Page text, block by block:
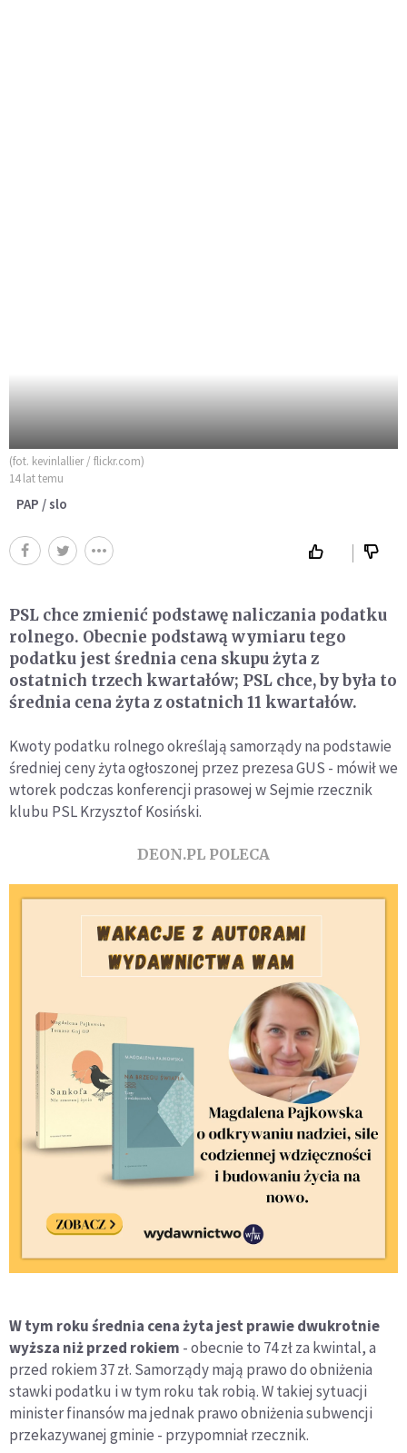
(fot. kevinlallier / flickr.com)
14 lat temu
PAP / slo
PSL chce zmienić podstawę naliczania podatku
rolnego. Obecnie podstawą wymiaru tego
podatku jest średnia cena skupu żyta z
ostatnich trzech kwartałów; PSL chce, by była to
średnia cena żyta z ostatnich 11 kwartałów.
Kwoty podatku rolnego określają samorządy na podstawie
średniej ceny żyta ogłoszonej przez prezesa GUS - mówił we
wtorek podczas konferencji prasowej w Sejmie rzecznik
klubu PSL Krzysztof Kosiński.
DEON.PL POLECA
W tym roku średnia cena żyta jest prawie dwukrotnie
wyższa niż przed rokiem - obecnie to 74 zł za kwintal, a
przed rokiem 37 zł. Samorządy mają prawo do obniżenia
stawki podatku i w tym roku tak robią. W takiej sytuacji
minister finansów ma jednak prawo obniżenia subwencji
przekazywanej gminie - przypomniał rzecznik.